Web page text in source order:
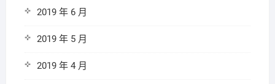
2019 年 6 月
2019 年 5 月
2019 年 4 月